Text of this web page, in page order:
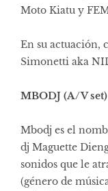
Moto Kiatu y
En su actuación,
Simonetti aka
MBODJ (A/V set)
Mbodj es el
dj Maguette
sonidos que le
(género de